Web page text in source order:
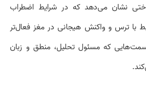
نشان می‌دهد که در شرایط اضطراب
با ترس و واکنش هیجانی در مغز فعال‌تر
که مسئول تحلیل، منطق و زبان